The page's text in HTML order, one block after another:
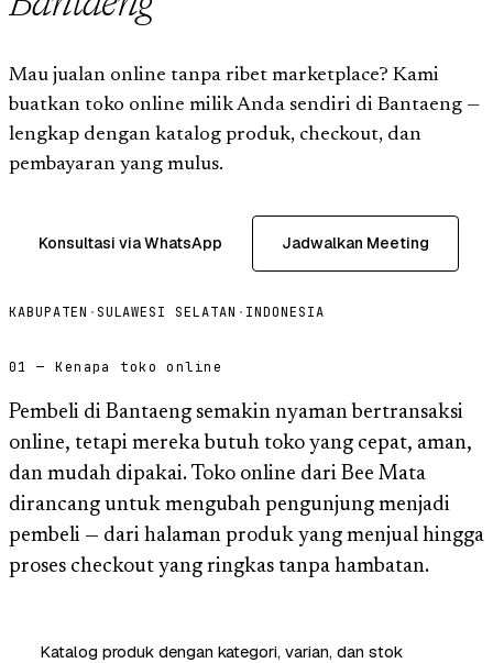
Mau jualan online tanpa ribet marketplace? Kami
buatkan toko online milik Anda sendiri di Bantaeng —
lengkap dengan katalog produk, checkout, dan
pembayaran yang mulus.
Konsultasi via WhatsApp Jadwalkan Meeting
KABUPATEN · SULAWESI SELATAN · INDONESIA
01 — Kenapa toko online
Pembeli di Bantaeng semakin nyaman bertransaksi
online, tetapi mereka butuh toko yang cepat, aman,
dan mudah dipakai. Toko online dari Bee Mata
dirancang untuk mengubah pengunjung menjadi
pembeli — dari halaman produk yang menjual hingga
proses checkout yang ringkas tanpa hambatan.
Katalog produk dengan kategori, varian, dan stok